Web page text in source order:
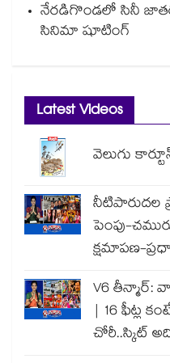
నేరడిగొండలో సినీ
సినిమా షూటింగ్
Latest Videos
వెలుగు
నీటిపారుదల
పెంపు-
క్షమాపణ-
V6 తీన్మార్:
| 16 ఫీట్ల
చోరీ..స్కిట్